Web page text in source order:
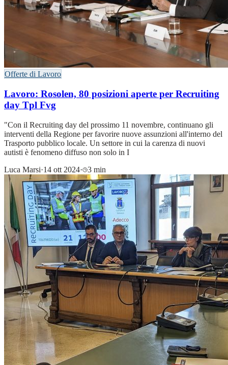
Offerte di Lavoro
Lavoro: Rosolen, 80 posizioni aperte per Recruiting
day Tpl Fvg
"Con il Recruiting day del prossimo 11 novembre, continuano gli
interventi della Regione per favorire nuove assunzioni all'interno del
Trasporto pubblico locale. Un settore in cui la carenza di nuovi
autisti è fenomeno diffuso non solo in I
Luca Marsi·14 ott 2024· 3 min